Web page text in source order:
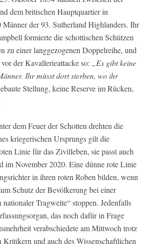
dem britischen Hauptquartier in
der 93. Sutherland Highlanders. Ihr
formierte die schottischen Schützen
zu einer langgezogenen Doppelreihe, und
der Kavallerieattacke so: „Es gibt keine
Ihr müsst dort sterben, wo ihr
Stellung, keine Reserve im Rücken,
dem Feuer der Schotten drehten die
kriegerischen Ursprungs gilt die
Linie für das Zivilleben, sie passt auch
im November 2020. Eine dünne rote Linie
in ihren roten Roben bilden, wenn
Schutz der Bevölkerung bei einer
Tragweite“ stoppen. Jedenfalls
das noch dafür in Frage
verabschiedete am Mittwoch trotz
Kritikern und auch des Wissenschaftlichen